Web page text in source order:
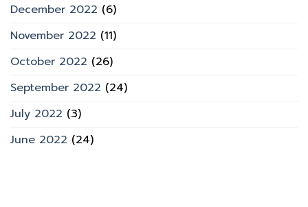
December 2022 (6)
November 2022 (11)
October 2022 (26)
September 2022 (24)
July 2022 (3)
June 2022 (24)